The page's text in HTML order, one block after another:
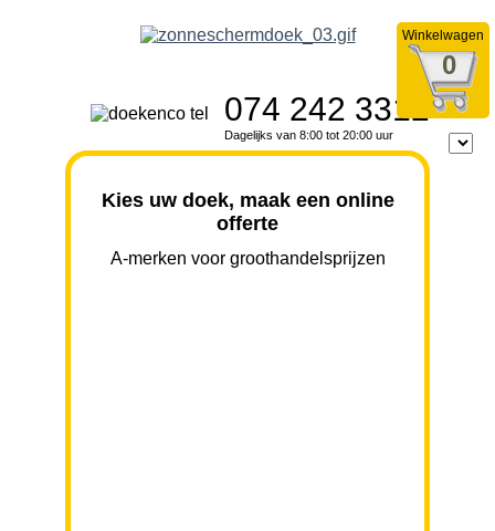
Winkelwagen
0
074 242 3312
Dagelijks van 8:00 tot 20:00 uur
Kies uw doek, maak een online
offerte
A-merken voor groothandelsprijzen